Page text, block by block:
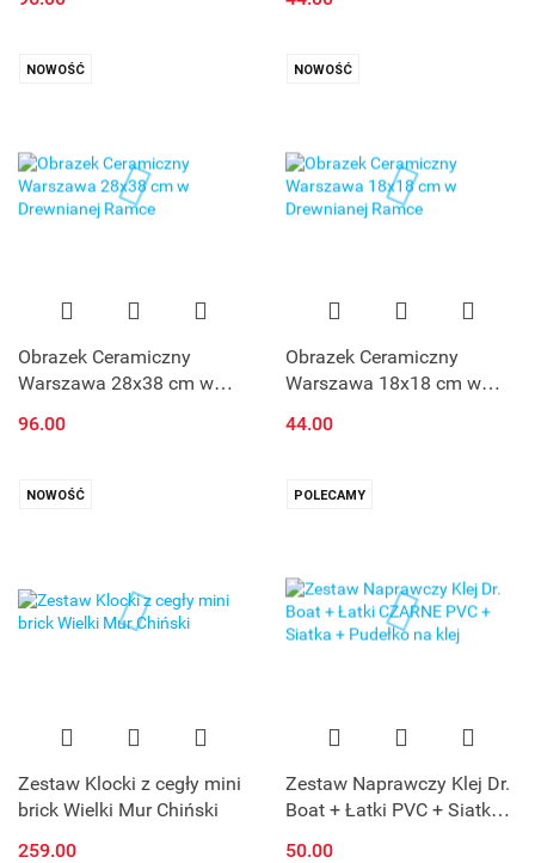
NOWOŚĆ
Obrazek Ceramiczny
Warszawa 28x38 cm w
96.00
NOWOŚĆ
Obrazek Ceramiczny
Warszawa 18x18 cm w
44.00
NOWOŚĆ
Zestaw Klocki z cegły mini
brick Wielki Mur Chiński
259.00
POLECAMY
Zestaw Naprawczy Klej Dr.
Boat + Łatki PVC + Siatka +
50.00